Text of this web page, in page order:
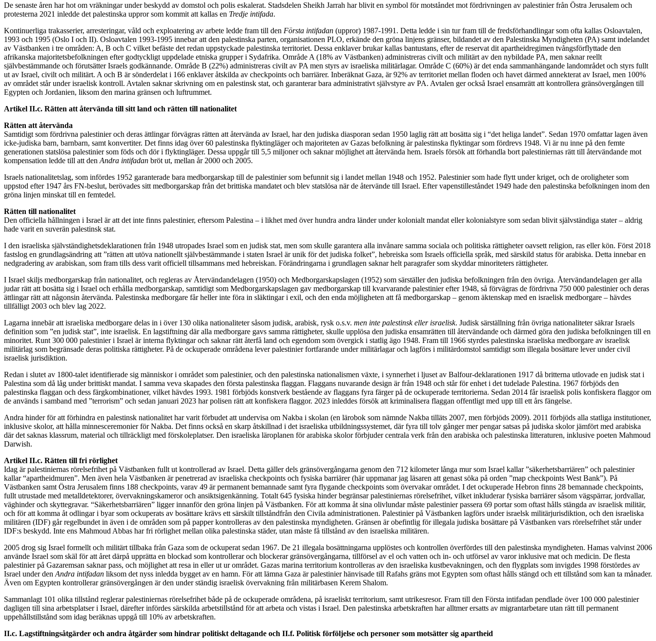
De senaste åren har hot om vräkningar under beskydd av domstol och polis eskalerat. Stadsdelen Sheikh Jarrah har blivit en symbol för motståndet mot fördrivningen av palestinier från Östra Jerusalem och
protesterna 2021 inledde det palestinska uppror som kommit att kallas en Tredje intifada.
Kontinuerliga trakasserier, arresteringar, våld och exploatering av arbete ledde fram till den Första intifadan (uppror) 1987-1991. Detta ledde i sin tur fram till de fredsförhandlingar som ofta kallas Osloavtalen,
1993 och 1995 (Oslo I och II). Osloavtalen 1993-1995 innebar att den palestinska parten, organisationen PLO, erkände den gröna linjens gränser, bildandet av den Palestinska Myndigheten (PA) samt indelandet
av Västbanken i tre områden: A, B och C vilket befäste det redan uppstyckade palestinska territoriet. Dessa enklaver brukar kallas bantustans, efter de reservat dit apartheidregimen tvångsförflyttade den
afrikanska majoritetsbefolkningen efter godtyckligt uppdelade etniska grupper i Sydafrika. Område A (18% av Västbanken) administreras civilt och militärt av den nybildade PA, men saknar reellt
självbestämmande och förutsätter Israels godkännande. Område B (22%) administreras civilt av PA men styrs av israeliska militärlagar. Område C (60%) är det enda sammanhängande landområdet och styrs fullt
ut av Israel, civilt och militärt. A och B är sönderdelat i 166 enklaver åtskilda av checkpoints och barriärer. Inberäknat Gaza, är 92% av territoriet mellan floden och havet därmed annekterat av Israel, men 100%
av området står under israelisk kontroll. Avtalen saknar skrivning om en palestinsk stat, och garanterar bara administrativt självstyre av PA. Avtalen ger också Israel ensamrätt att kontrollera gränsövergången till
Egypten och Jordanien, liksom den marina gränsen och luftrummet.
Artikel II.c. Rätten att återvända till sitt land och rätten till nationalitet
Rätten att återvända
Samtidigt som fördrivna palestinier och deras ättlingar förvägras rätten att återvända av Israel, har den judiska diasporan sedan 1950 laglig rätt att bosätta sig i “det heliga landet”. Sedan 1970 omfattar lagen även
icke-judiska barn, barnbarn, samt konvertiter. Det finns idag över 60 palestinska flyktingläger och majoriteten av Gazas befolkning är palestinska flyktingar som fördrevs 1948. Vi är nu inne på den femte
generationen statslösa palestinier som föds och dör i flyktingläger. Dessa uppgår till 5,5 miljoner och saknar möjlighet att återvända hem. Israels försök att förhandla bort palestiniernas rätt till återvändande mot
kompensation ledde till att den Andra intifadan bröt ut, mellan år 2000 och 2005.
Israels nationalitetslag, som infördes 1952 garanterade bara medborgarskap till de palestinier som befunnit sig i landet mellan 1948 och 1952. Palestinier som hade flytt under kriget, och de oroligheter som
uppstod efter 1947 års FN-beslut, berövades sitt medborgarskap från det brittiska mandatet och blev statslösa när de återvände till Israel. Efter vapenstilleståndet 1949 hade den palestinska befolkningen inom den
gröna linjen minskat till en femtedel.
Rätten till nationalitet
Den officiella hållningen i Israel är att det inte finns palestinier, eftersom Palestina – i likhet med över hundra andra länder under kolonialt mandat eller kolonialstyre som sedan blivit självständiga stater – aldrig
hade varit en suverän palestinsk stat.
I den israeliska självständighetsdeklarationen från 1948 utropades Israel som en judisk stat, men som skulle garantera alla invånare samma sociala och politiska rättigheter oavsett religion, ras eller kön. Först 2018
fastslog en grundlagsändring att ”rätten att utöva nationellt självbestämmande i staten Israel är unik för det judiska folket”, hebreiska som Israels officiella språk, med särskild status för arabiska. Detta innebar en
nedgradering av arabiskan, som fram tills dess varit officiell tillsammans med hebreiskan. Förändringarna i grundlagen saknar helt paragrafer som skyddar minoriteters rättigheter.
I Israel skiljs medborgarskap från nationalitet, och regleras av Återvändandelagen (1950) och Medborgarskapslagen (1952) som särställer den judiska befolkningen från den övriga. Återvändandelagen ger alla
judar rätt att bosätta sig i Israel och erhålla medborgarskap, samtidigt som Medborgarskapslagen gav medborgarskap till kvarvarande palestinier efter 1948, så förvägras de fördrivna 750 000 palestinier och deras
ättlingar rätt att någonsin återvända. Palestinska medborgare får heller inte föra in släktingar i exil, och den enda möjligheten att få medborgarskap – genom äktenskap med en israelisk medborgare – hävdes
tillfälligt 2003 och blev lag 2022.
Lagarna innebär att israeliska medborgare delas in i över 130 olika nationaliteter såsom judisk, arabisk, rysk o.s.v. men inte palestinsk eller israelisk. Judisk särställning från övriga nationaliteter säkrar Israels
definition som ”en judisk stat”, inte israelisk. En lagstiftning där alla medborgare gavs samma rättigheter, skulle upplösa den judiska ensamrätten till återvändande och därmed göra den judiska befolkningen till en
minoritet. Runt 300 000 palestinier i Israel är interna flyktingar och saknar rätt återfå land och egendom som övergick i statlig ägo 1948. Fram till 1966 styrdes palestinska israeliska medborgare av israelisk
militärlag som begränsade deras politiska rättigheter. På de ockuperade områdena lever palestinier fortfarande under militärlagar och lagförs i militärdomstol samtidigt som illegala bosättare lever under civil
israelisk jurisdiktion.
Redan i slutet av 1800-talet identifierade sig människor i området som palestinier, och den palestinska nationalismen växte, i synnerhet i ljuset av Balfour-deklarationen 1917 då britterna utlovade en judisk stat i
Palestina som då låg under brittiskt mandat. I samma veva skapades den första palestinska flaggan. Flaggans nuvarande design är från 1948 och står för enhet i det tudelade Palestina. 1967 förbjöds den
palestinska flaggan och dess färgkombinationer, vilket hävdes 1993. 1981 förbjöds konstverk bestående av flaggans fyra färger på de ockuperade territorierna. Sedan 2014 får israelisk polis konfiskera flaggor om
de används i samband med ”terrorism” och sedan januari 2023 har polisen rätt att konfiskera flaggor. 2023 inleddes försök att kriminalisera flaggan offentligt med upp till ett års fängelse.
Andra hinder för att förhindra en palestinsk nationalitet har varit förbudet att undervisa om Nakba i skolan (en lärobok som nämnde Nakba tilläts 2007, men förbjöds 2009). 2011 förbjöds alla statliga institutioner,
inklusive skolor, att hålla minnesceremonier för Nakba. Det finns också en skarp åtskillnad i det israeliska utbildningssystemet, där fyra till tolv gånger mer pengar satsas på judiska skolor jämfört med arabiska
där det saknas klassrum, material och tillräckligt med förskoleplatser. Den israeliska läroplanen för arabiska skolor förbjuder centrala verk från den arabiska och palestinska litteraturen, inklusive poeten Mahmoud
Darwish.
Artikel II.c. Rätten till fri rörlighet
Idag är palestiniernas rörelsefrihet på Västbanken fullt ut kontrollerad av Israel. Detta gäller dels gränsövergångarna genom den 712 kilometer långa mur som Israel kallar ”säkerhetsbarriären” och palestinier
kallar “apartheidmuren”. Men även hela Västbanken är penetrerad av israeliska checkpoints och fysiska barriärer (här uppmanar jag läsaren att genast söka på orden ”map checkpoints West Bank”). På
Västbanken samt Östra Jerusalem finns 188 checkpoints, varav 49 är permanent bemannade samt fyra flygande checkpoints som övervakar området. I det ockuperade Hebron finns 28 bemannade checkpoints,
fullt utrustade med metalldetektorer, övervakningskameror och ansiktsigenkänning. Totalt 645 fysiska hinder begränsar palestiniernas rörelsefrihet, vilket inkluderar fysiska barriärer såsom vägspärrar, jordvallar,
väghinder och skyttegravar. “Säkerhetsbarriären” ligger innanför den gröna linjen på Västbanken. För att komma åt sina olivlundar måste palestinier passera 69 portar som oftast hålls stängda av israelisk militär,
och för att komma åt odlingar i byar som ockuperats av bosättare krävs ett särskilt tillståndfrån den Civila administrationen. Palestinier på Västbanken lagförs under israelsk militärjurisdiktion, och den israeliska
militären (IDF) går regelbundet in även i de områden som på papper kontrolleras av den palestinska myndigheten. Gränsen är obefintlig för illegala judiska bosättare på Västbanken vars rörelsefrihet står under
IDF:s beskydd. Inte ens Mahmoud Abbas har fri rörlighet mellan olika palestinska städer, utan måste få tillstånd av den israeliska militären.
2005 drog sig Israel formellt och militärt tillbaka från Gaza som de ockuperat sedan 1967. De 21 illegala bosättningarna upplöstes och kontrollen överfördes till den palestinska myndigheten. Hamas valvinst 2006
använde Israel som skäl för att året därpå upprätta en blockad som kontrollerar och blockerar gränsövergångarna, tillförsel av el och vatten och in- och utförsel av varor inklusive mat och medicin. De flesta
palestinier på Gazaremsan saknar pass, och möjlighet att resa in eller ut ur området. Gazas marina territorium kontrolleras av den israeliska kustbevakningen, och den flygplats som invigdes 1998 förstördes av
Israel under den Andra intifadan liksom det nyss inledda bygget av en hamn. För att lämna Gaza är palestinier hänvisade till Rafahs gräns mot Egypten som oftast hålls stängd och ett tillstånd som kan ta månader.
Även om Egypten kontrollerar gränsövergången är den under ständig israelisk övervakning från militärbasen Kerem Shalom.
Sammanlagt 101 olika tillstånd reglerar palestiniernas rörelsefrihet både på de ockuperade områdena, på israeliskt territorium, samt utrikesresor. Fram till den Första intifadan pendlade över 100 000 palestinier
dagligen till sina arbetsplatser i Israel, därefter infördes särskilda arbetstillstånd för att arbeta och vistas i Israel. Den palestinska arbetskraften har alltmer ersatts av migrantarbetare utan rätt till permanent
uppehållstillstånd som idag beräknas uppgå till 10% av arbetskraften.
II.c. Lagstiftningsåtgärder och andra åtgärder som hindrar politiskt deltagande och II.f. Politisk förföljelse och personer som motsätter sig apartheid